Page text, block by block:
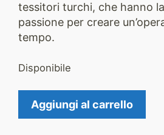
tessitori turchi, che hanno
passione per creare
tempo.
Disponibile
Tappeto
Zeykhor
Aggiungi al carrello